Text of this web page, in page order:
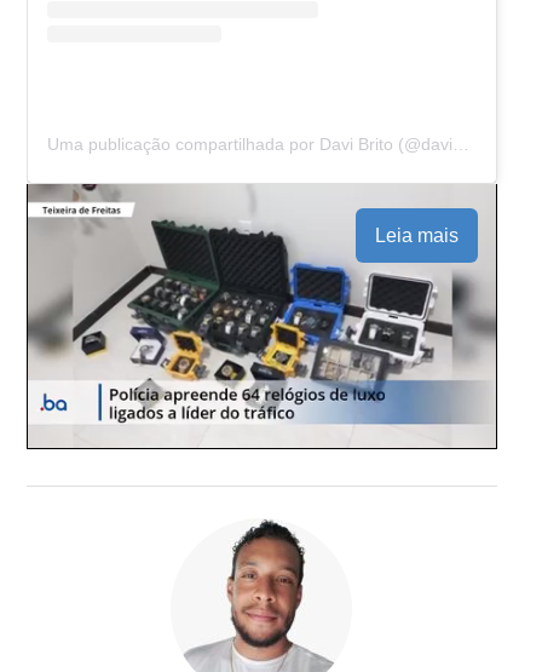
Uma publicação compartilhada por Davi Brito (@daviooficialll)
Leia mais